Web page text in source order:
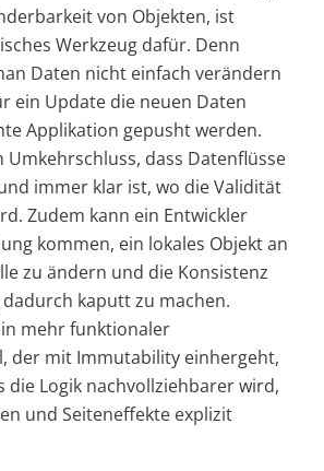
von Objekten, ist
Werkzeug dafür. Denn
Daten nicht einfach verändern
ein Update die neuen Daten
Applikation gepusht werden.
Umkehrschluss, dass Datenflüsse
immer klar ist, wo die Validität
Zudem kann ein Entwickler
kommen, ein lokales Objekt an
zu ändern und die Konsistenz
kaputt zu machen.
mehr funktionaler
der mit Immutability einhergeht,
die Logik nachvollziehbarer wird,
und Seiteneffekte explizit